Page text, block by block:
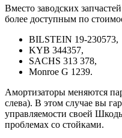
Вместо заводских
более доступным по
BILSTEIN 19-230573,
KYB 344357,
SACHS 313 378,
Monroe G 1239.
Амортизаторы меняются
слева). В этом случае вы
управляемости своей
проблемах со стойками.